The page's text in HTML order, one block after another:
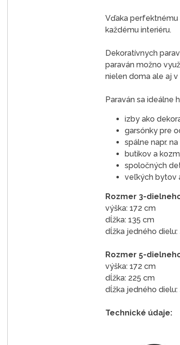
Vďaka perfektnému
každému interiéru.
Dekoratívnych
paraván možno
nielen doma ale aj
Paraván sa ideálne
izby ako
garsónky pre
spálne napr.
butikov a
spoločných
veľkých bytov
Rozmer 3-
výška: 172 cm
dĺžka: 135 cm
dĺžka jedného dielu:
Rozmer 5-
výška: 172 cm
dĺžka: 225 cm
dĺžka jedného dielu:
Technické údaje: